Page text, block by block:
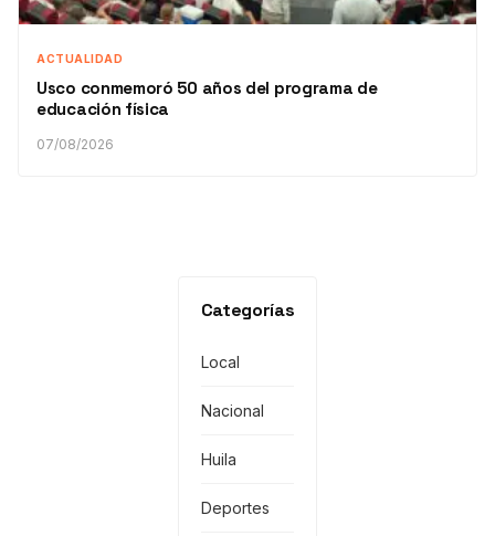
ACTUALIDAD
Usco conmemoró 50 años del programa de
educación física
07/08/2026
Categorías
Local
Nacional
Huila
Deportes